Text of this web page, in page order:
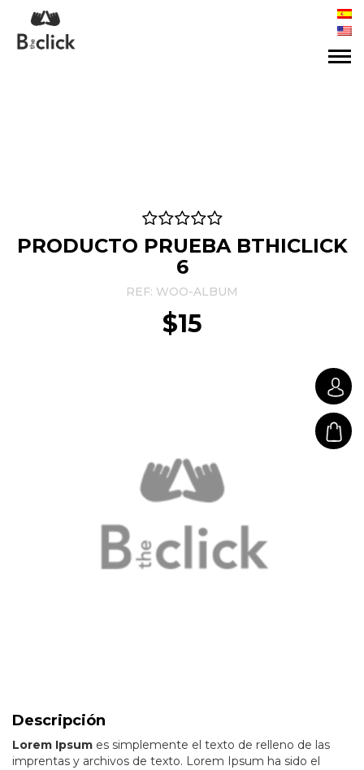
PRODUCTO PRUEBA BTHICLICK
6
REF: WOO-ALBUM
$15
Descripción
Lorem Ipsum es simplemente el texto de relleno de las
imprentas y archivos de texto. Lorem Ipsum ha sido el